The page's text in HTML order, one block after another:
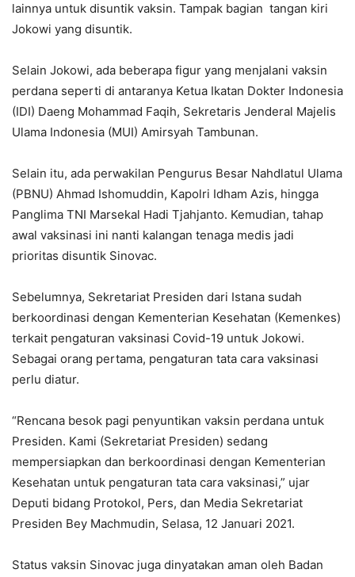
lainnya untuk disuntik vaksin. Tampak bagian tangan kiri
Jokowi yang disuntik.
Selain Jokowi, ada beberapa figur yang menjalani vaksin
perdana seperti di antaranya Ketua Ikatan Dokter Indonesia
(IDI) Daeng Mohammad Faqih, Sekretaris Jenderal Majelis
Ulama Indonesia (MUI) Amirsyah Tambunan.
Selain itu, ada perwakilan Pengurus Besar Nahdlatul Ulama
(PBNU) Ahmad Ishomuddin, Kapolri Idham Azis, hingga
Panglima TNI Marsekal Hadi Tjahjanto. Kemudian, tahap
awal vaksinasi ini nanti kalangan tenaga medis jadi
prioritas disuntik Sinovac.
Sebelumnya, Sekretariat Presiden dari Istana sudah
berkoordinasi dengan Kementerian Kesehatan (Kemenkes)
terkait pengaturan vaksinasi Covid-19 untuk Jokowi.
Sebagai orang pertama, pengaturan tata cara vaksinasi
perlu diatur.
“Rencana besok pagi penyuntikan vaksin perdana untuk
Presiden. Kami (Sekretariat Presiden) sedang
mempersiapkan dan berkoordinasi dengan Kementerian
Kesehatan untuk pengaturan tata cara vaksinasi,” ujar
Deputi bidang Protokol, Pers, dan Media Sekretariat
Presiden Bey Machmudin, Selasa, 12 Januari 2021.
Status vaksin Sinovac juga dinyatakan aman oleh Badan